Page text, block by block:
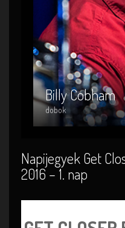
Billy Cobham
dobok
Billy Cobham
Napijegyek Get
2016 – 1. nap